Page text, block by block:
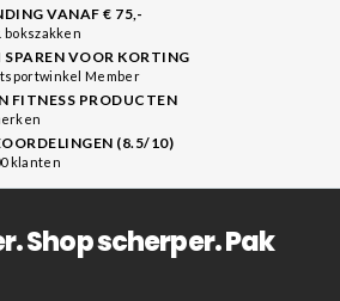
VANAF € 75,-
bokszakken
VOOR KORTING
Member
FITNESS PRODUCTEN
(8.5/10)
klanten
Shop scherper. Pak